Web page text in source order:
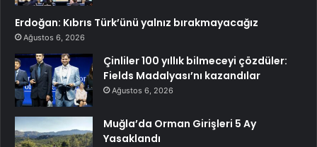
Erdoğan: Kıbrıs Türk’ünü yalnız bırakmayacağız
Ağustos 6, 2026
Çinliler 100 yıllık bilmeceyi çözdüler:
Fields Madalyası’nı kazandılar
Ağustos 6, 2026
Muğla’da Orman Girişleri 5 Ay
Yasaklandı